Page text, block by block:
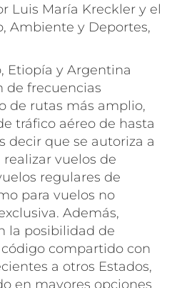
Luis María Kreckler y el
Ambiente y Deportes,
Etiopía y Argentina
de frecuencias
de rutas más amplio,
tráfico aéreo de hasta
decir que se autoriza a
realizar vuelos de
regulares de
para vuelos no
Además,
la posibilidad de
compartido con
a otros Estados,
en mayores opciones